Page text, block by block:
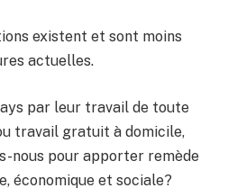
existent et sont moins
actuelles.
par leur travail de toute
travail gratuit à domicile,
nous pour apporter remède
économique et sociale?